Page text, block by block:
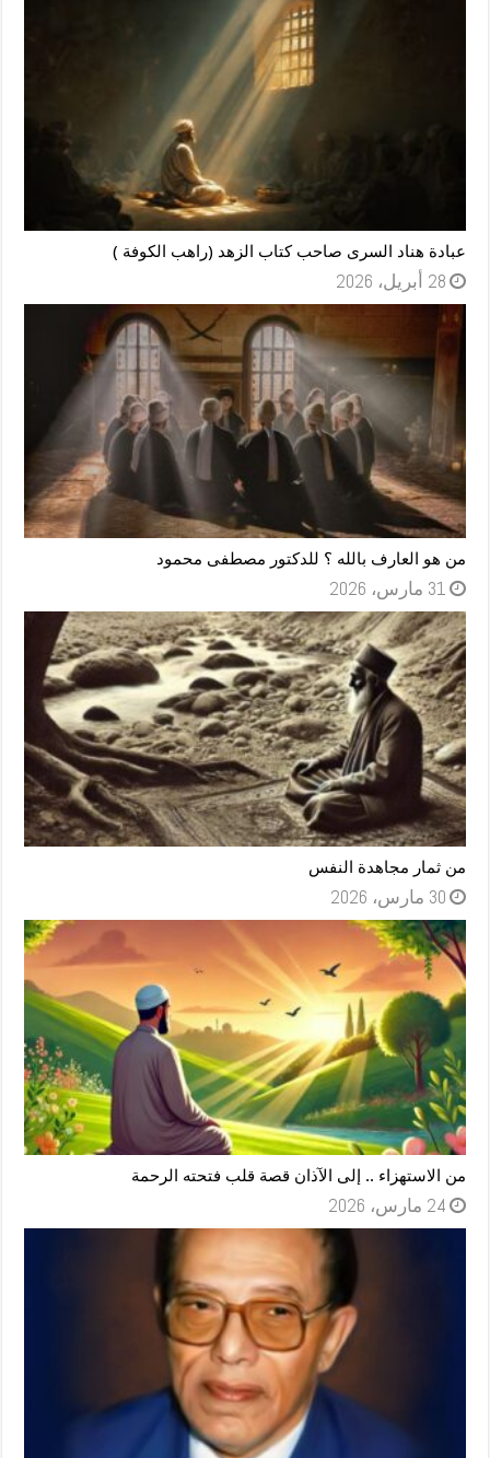
عبادة هناد السرى صاحب كتاب الزهد (راهب الكوفة )
28 أبريل، 2026
من هو العارف بالله ؟ للدكتور مصطفى محمود
31 مارس، 2026
من ثمار مجاهدة النفس
30 مارس، 2026
من الاستهزاء .. إلى الآذان قصة قلب فتحته الرحمة
24 مارس، 2026